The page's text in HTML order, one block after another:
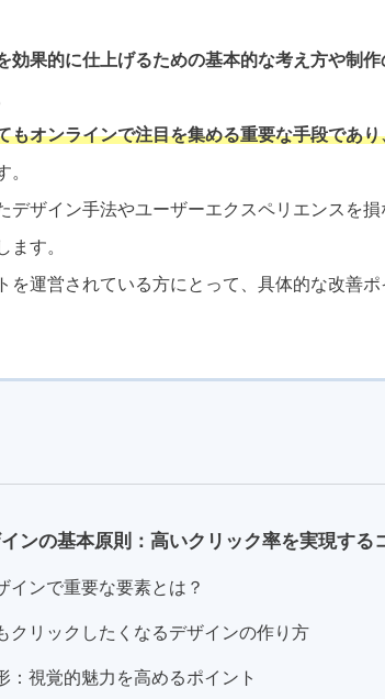
効果的に仕上げるための基本的な考え方や制
もオンラインで注目を集める重要な手段であ
。
デザイン手法やユーザーエクスペリエンスを
ます。
を運営されている方にとって、具体的な改善
ンの基本原則：高いクリック率を実現する
インで重要な要素とは？
クリックしたくなるデザインの作り方
：視覚的魅力を高めるポイント